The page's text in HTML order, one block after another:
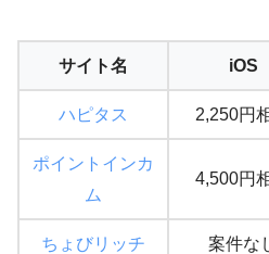
サイト名 iOS
ハピタス 2,250円
ポイントインカ
ム
4,500円
ちょびリッチ 案件な